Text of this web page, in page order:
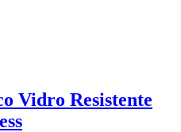
Vidro Resistente